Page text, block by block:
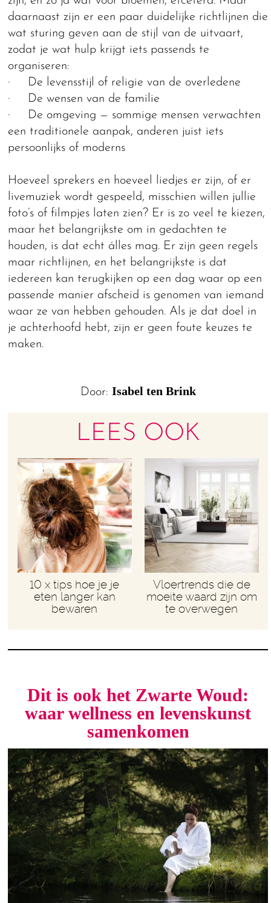
daarnaast zijn er een paar duidelijke richtlijnen die
wat sturing geven aan de stijl van de uitvaart,
zodat je wat hulp krijgt iets passends te
organiseren:
· De levensstijl of religie van de overledene
· De wensen van de familie
· De omgeving — sommige mensen verwachten
een traditionele aanpak, anderen juist iets
persoonlijks of moderns
Hoeveel sprekers en hoeveel liedjes er zijn, of er
livemuziek wordt gespeeld, misschien willen jullie
foto’s of filmpjes laten zien? Er is zo veel te kiezen,
maar het belangrijkste om in gedachten te
houden, is dat echt álles mag. Er zijn geen regels
maar richtlijnen, en het belangrijkste is dat
iedereen kan terugkijken op een dag waar op een
passende manier afscheid is genomen van iemand
waar ze van hebben gehouden. Als je dat doel in
je achterhoofd hebt, zijn er geen foute keuzes te
maken.
Door: Isabel ten Brink
LEES OOK
10 x tips hoe je je
eten langer kan
bewaren
Vloertrends die de
moeite waard zijn om
te overwegen
Dit is ook het Zwarte Woud:
waar wellness en levenskunst
samenkomen